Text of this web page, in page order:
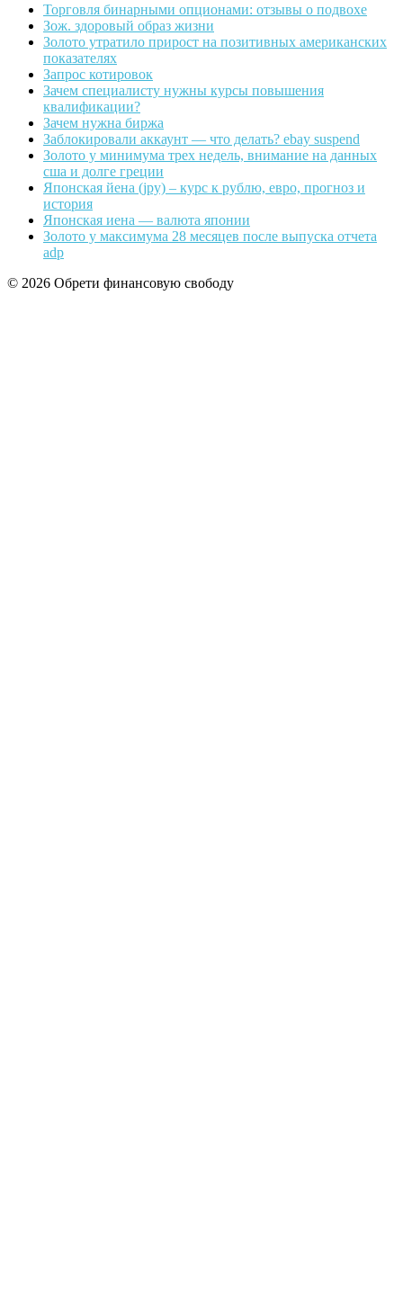
Торговля бинарными опционами: отзывы о подвохе
Зож. здоровый образ жизни
Золото утратило прирост на позитивных американских
показателях
Запрос котировок
Зачем специалисту нужны курсы повышения
квалификации?
Зачем нужна биржа
Заблокировали аккаунт — что делать? ebay suspend
Золото у минимума трех недель, внимание на данных
сша и долге греции
Японская йена (jpy) – курс к рублю, евро, прогноз и
история
Японская иена — валюта японии
Золото у максимума 28 месяцев после выпуска отчета
adp
© 2026 Обрети финансовую свободу